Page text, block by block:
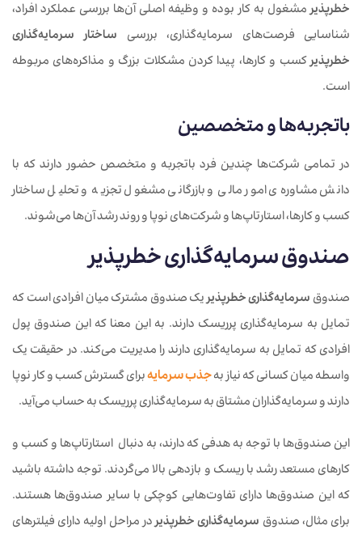
خطرپذیرمشغول به کار بوده و وظیفه اصلی آن‌ها بررسی عملکرد افراد،
شناسایی فرصت‌های سرمایه‌گذاری، بررسی ساختار سرمایه‌گذاری
خطرپذیرکسب و کارها، پیدا کردن مشکلات بزرگ و مذاکره‌های مربوطه
است.
باتجربه‌ها و متخصصین
در تمامی شرکت‌ها چندین فرد باتجربه و متخصص حضور دارند که با
دانش مشاوره‌ی امور مالی و بازرگانی مشغول تجزیه و تحلیل ساختار
کسب و کارها، استارتاپ‌ها و شرکت‌های نوپا و روند رشد آن‌ها می‌شوند.
صندوقسرمایه‌گذاری خطرپذیر
صندوق سرمایه‌گذاری خطرپذیریک صندوق مشترک میان افرادی است که
تمایل به سرمایه‌گذاری پرریسک دارند. به این معنا که این صندوق پول
افرادی که تمایل به سرمایه‌گذاری دارند را مدیریت می‌کند. در حقیقت یک
واسطه میان کسانی که نیاز بهجذب سرمایهبرای گسترش کسب و کار نوپا
دارند و سرمایه‌گذاران مشتاق به سرمایه‌گذاری پرریسک به حساب می‌آید.
این صندوق‌ها با توجه به هدفی که دارند، به دنبال استارتاپ‌ها و کسب و
کارهای مستعد رشد با ریسک و بازدهی بالا می‌گردند. توجه داشته باشید
که این صندوق‌ها دارای تفاوت‌هایی کوچکی با سایر صندوق‌ها هستند.
برای مثال، صندوق سرمایه‌گذاری خطرپذیردر مراحل اولیه دارای فیلترهای